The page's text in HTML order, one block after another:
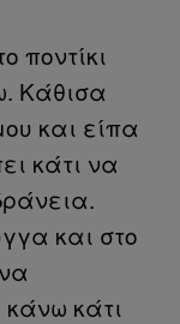
ποντίκι
Κάθισα
και είπα
κάτι να
και στο
κάτι